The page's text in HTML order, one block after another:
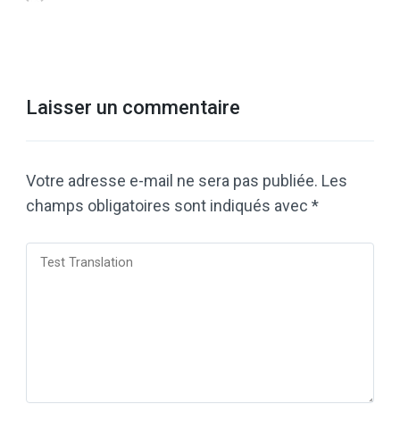
Laisser un commentaire
Votre adresse e-mail ne sera pas publiée. Les
champs obligatoires sont indiqués avec *